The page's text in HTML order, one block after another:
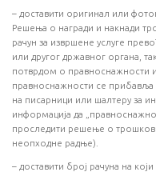
– доставити оригинал или
Решења о награди и накнади
рачун за извршене услуге
или другог државног органа,
потврдом о правноснажности
правноснажности се прибавља
на писарници или шалтеру за
информација да
проследити решење о
неопходне радње).
– доставити број рачуна на